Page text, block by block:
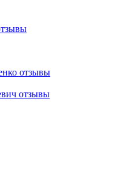
отзывы
отзывы